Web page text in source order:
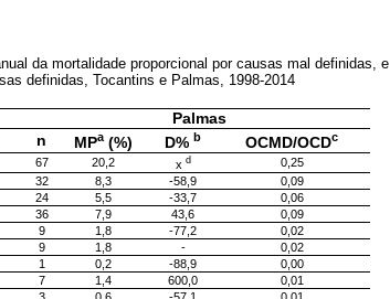
da mortalidade proporcional por causas mal definidas, e
definidas, Tocantins e Palmas, 1998-2014
Palmas
n MPa(%) D% b OCMD/OCDc
67 20,2 x d
0,25
32 8,3 -58,9
0,09
24 5,5 -33,7
0,06
36 7,9 43,6
0,09
9 1,8 -77,2
0,02
9 1,8 -
0,02
1 0,2 -88,9
0,00
7 1,4 600,0
0,01